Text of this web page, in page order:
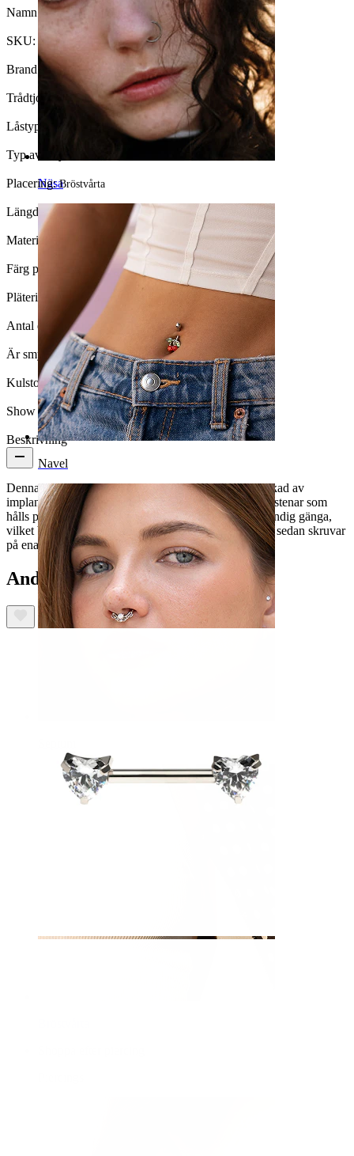
Näsa
Navel
Namn:Bröstpiercing med stenar
SKU:Nipple-120
Brand: Bodymod Premium
Trådtjocklek: 1,6 mm
Låstyp:
Typ av smycke:
Placering:Bröstvårta
Längd: 14 mm
Material:
Färg på sten:
Pläteringstyp: PVD - beläggning
Antal enheter:
Är smycket pläterat?:Ja, hela smycket
Kulstorlek:5 mm
Show pair option:Ja
Beskrivning
Denna fantastiska barbell för bröstpiercingar är tillverkad av
implantatklassad titan och består av 5 kubisk zirkonia stenar som
hålls på plats av tre diskreta klor. Smycket har en invändig gänga,
vilket betyder att du trär staven genom piercingen och sedan skruvar
på ena änden.
Andra köpte också